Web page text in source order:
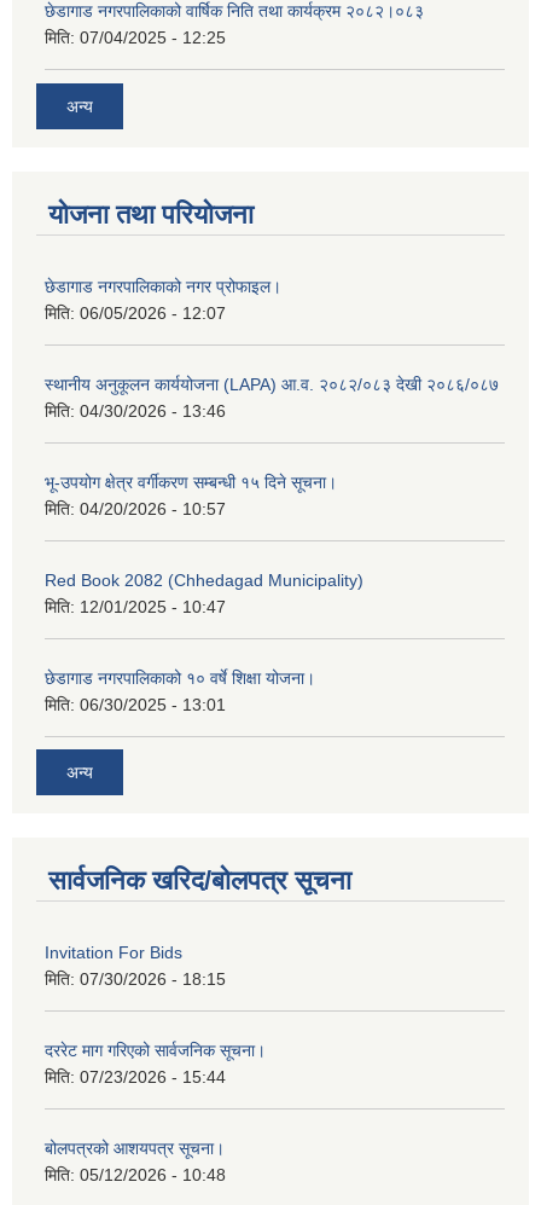
छेडागाड नगरपालिकाको वार्षिक निति तथा कार्यक्रम २०८२।०८३
मिति: 07/04/2025 - 12:25
अन्य
योजना तथा परियोजना
छेडागाड नगरपालिकाको नगर प्रोफाइल।
मिति: 06/05/2026 - 12:07
स्थानीय अनुकूलन कार्ययोजना (LAPA) आ.व. २०८२/०८३ देखी २०८६/०८७
मिति: 04/30/2026 - 13:46
भू-उपयोग क्षेत्र वर्गीकरण सम्बन्धी १५ दिने सूचना।
मिति: 04/20/2026 - 10:57
Red Book 2082 (Chhedagad Municipality)
मिति: 12/01/2025 - 10:47
छेडागाड नगरपालिकाको १० वर्षे शिक्षा योजना।
मिति: 06/30/2025 - 13:01
अन्य
सार्वजनिक खरिद/बोलपत्र सूचना
Invitation For Bids
मिति: 07/30/2026 - 18:15
दररेट माग गरिएको सार्वजनिक सूचना।
मिति: 07/23/2026 - 15:44
बोलपत्रको आशयपत्र सूचना।
मिति: 05/12/2026 - 10:48